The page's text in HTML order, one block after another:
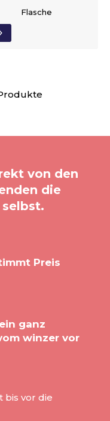
Flasche
von den
die
selbst.
Preis
ganz
winzer vor
bis vor die